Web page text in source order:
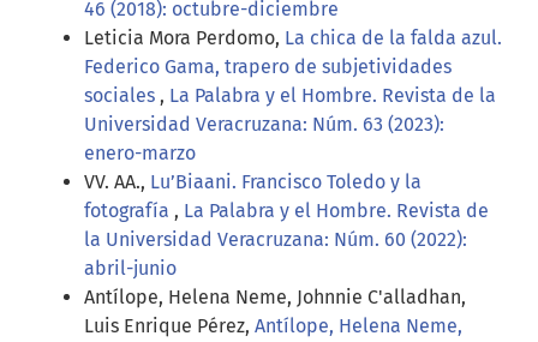
46 (2018): octubre-diciembre
Leticia Mora Perdomo, La chica de la falda azul.
Federico Gama, trapero de subjetividades
sociales , La Palabra y el Hombre. Revista de la
Universidad Veracruzana: Núm. 63 (2023):
enero-marzo
VV. AA., Lu’Biaani. Francisco Toledo y la
fotografía , La Palabra y el Hombre. Revista de
la Universidad Veracruzana: Núm. 60 (2022):
abril-junio
Antílope, Helena Neme, Johnnie C'alladhan,
Luis Enrique Pérez, Antílope, Helena Neme,